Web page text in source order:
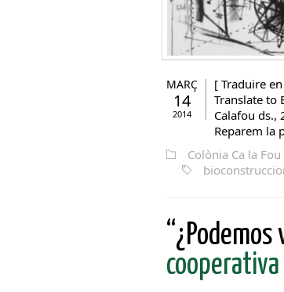
MARÇ
14
2014
[ Traduire
Translate to
Calafou
Reparem la
Colònia Ca la Fou
cooperativa